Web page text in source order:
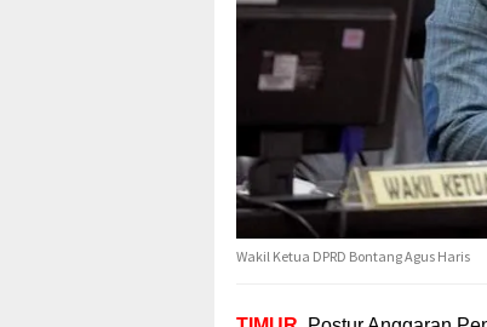
Wakil Ketua DPRD Bontang Agus Haris